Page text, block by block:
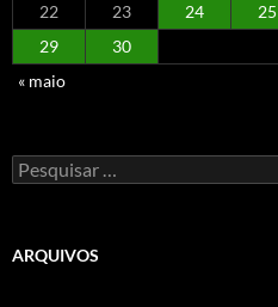
22
23 24 25
29
30
« maio
Pesquisar
por:
ARQUIVOS